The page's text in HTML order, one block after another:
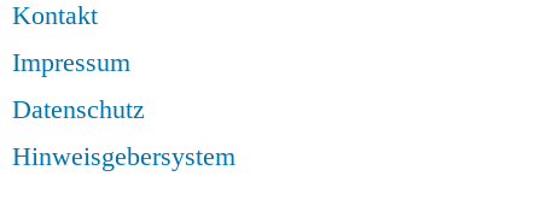
Kontakt
Impressum
Datenschutz
Hinweisgebersystem